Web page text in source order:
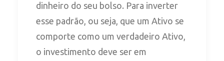
dinheiro do seu bolso. Para inverter
esse padrão, ou seja, que um Ativo se
comporte como um verdadeiro Ativo,
o investimento deve ser em